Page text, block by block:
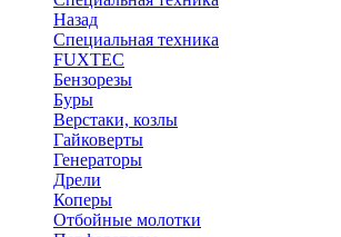
Назад
Специальная техника
FUXTEC
Бензорезы
Буры
Верстаки, козлы
Гайковерты
Генераторы
Дрели
Коперы
Отбойные молотки